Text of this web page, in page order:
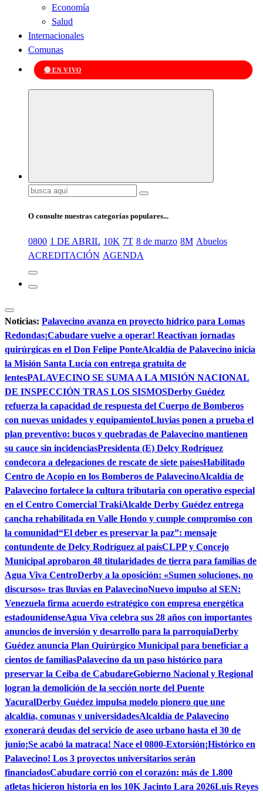
Economía
Salud
Internacionales
Comunas
🔴 EN VIVO
Buscar:
O consulte nuestras categorías populares...
0800 1 DE ABRIL 10K 7T 8 de marzo 8M Abuelos
ACREDITACIÓN AGENDA
Noticias: Palavecino avanza en proyecto hídrico para Lomas
Redondas¡Cabudare vuelve a operar! Reactivan jornadas
quirúrgicas en el Don Felipe PonteAlcaldía de Palavecino inicia
la Misión Santa Lucía con entrega gratuita de
lentesPALAVECINO SE SUMA A LA MISIÓN NACIONAL
DE INSPECCIÓN TRAS LOS SISMOSDerby Guédez
refuerza la capacidad de respuesta del Cuerpo de Bomberos
con nuevas unidades y equipamientoLluvias ponen a prueba el
plan preventivo: bucos y quebradas de Palavecino mantienen
su cauce sin incidenciasPresidenta (E) Delcy Rodríguez
condecora a delegaciones de rescate de siete paísesHabilitado
Centro de Acopio en los Bomberos de PalavecinoAlcaldía de
Palavecino fortalece la cultura tributaria con operativo especial
en el Centro Comercial TrakiAlcalde Derby Guédez entrega
cancha rehabilitada en Valle Hondo y cumple compromiso con
la comunidad“El deber es preservar la paz”: mensaje
contundente de Delcy Rodríguez al paísCLPP y Concejo
Municipal aprobaron 48 titularidades de tierra para familias de
Agua Viva CentroDerby a la oposición: «Sumen soluciones, no
discursos» tras lluvias en PalavecinoNuevo impulso al SEN:
Venezuela firma acuerdo estratégico con empresa energética
estadounidenseAgua Viva celebra sus 28 años con importantes
anuncios de inversión y desarrollo para la parroquiaDerby
Guédez anuncia Plan Quirúrgico Municipal para beneficiar a
cientos de familiasPalavecino da un paso histórico para
preservar la Ceiba de CabudareGobierno Nacional y Regional
logran la demolición de la sección norte del Puente
YacuralDerby Guédez impulsa modelo pionero que une
alcaldía, comunas y universidadesAlcaldía de Palavecino
exonerará deudas del servicio de aseo urbano hasta el 30 de
junio¡Se acabó la matraca! Nace el 0800-Extorsión¡Histórico en
Palavecino! Los 3 proyectos universitarios serán
financiadosCabudare corrió con el corazón: más de 1.800
atletas hicieron historia en los 10K Jacinto Lara 2026Luis Reyes